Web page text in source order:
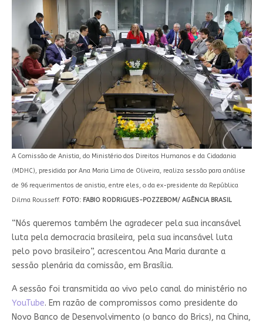
A Comissão de Anistia, do Ministério dos Direitos Humanos e da Cidadania
(MDHC), presidida por Ana Maria Lima de Oliveira, realiza sessão para análise
de 96 requerimentos de anistia, entre eles, o da ex-presidente da República
Dilma Rousseff. FOTO: FABIO RODRIGUES-POZZEBOM/ AGÊNCIA BRASIL
“Nós queremos também lhe agradecer pela sua incansável
luta pela democracia brasileira, pela sua incansável luta
pelo povo brasileiro”, acrescentou Ana Maria durante a
sessão plenária da comissão, em Brasília.
A sessão foi transmitida ao vivo pelo canal do ministério no
YouTube. Em razão de compromissos como presidente do
Novo Banco de Desenvolvimento (o banco do Brics), na China,